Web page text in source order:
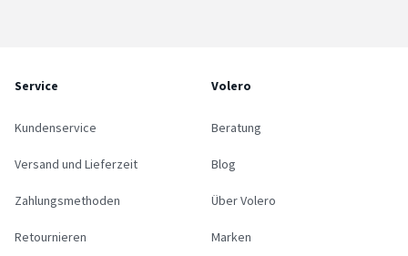
Service
Kundenservice
Versand und Lieferzeit
Zahlungsmethoden
Retournieren
Volero
Beratung
Blog
Über Volero
Marken